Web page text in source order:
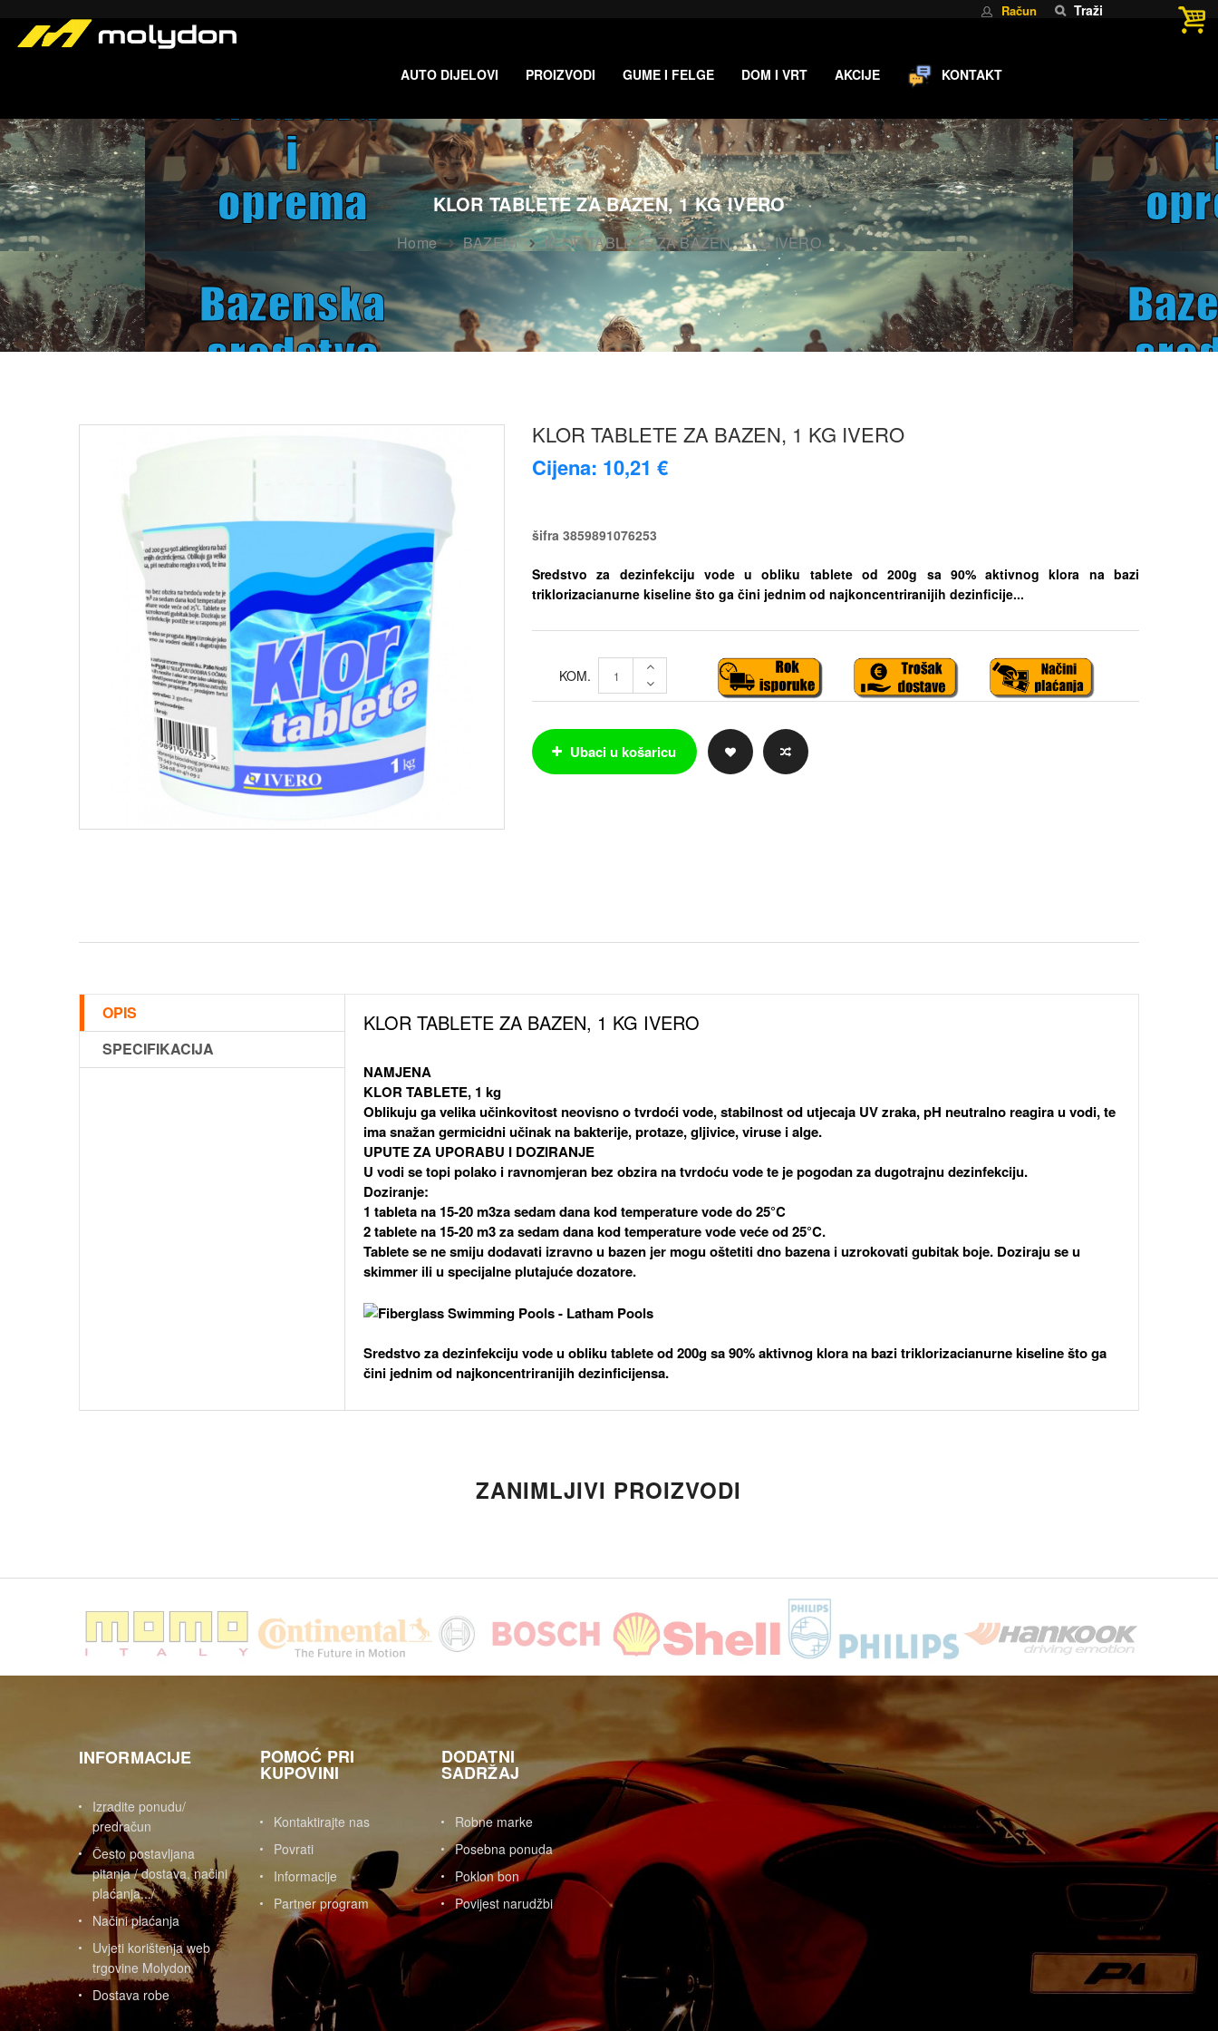
Račun Traži
AUTO DIJELOVI PROIZVODI GUME I FELGE DOM I VRT AKCIJE KONTAKT
KLOR TABLETE ZA BAZEN, 1 KG IVERO
Home BAZENI KLOR TABLETE ZA BAZEN, 1 KG IVERO
KLOR TABLETE ZA BAZEN, 1 KG IVERO
Cijena: 10,21 €
šifra 3859891076253
Sredstvo za dezinfekciju vode u obliku tablete od 200g sa 90% aktivnog klora na bazi
triklorizacianurne kiseline što ga čini jednim od najkoncentriranijih dezinficije...
KOM.
OPIS
SPECIFIKACIJA
KLOR TABLETE ZA BAZEN, 1 KG IVERO
NAMJENA
KLOR TABLETE, 1 kg
Oblikuju ga velika učinkovitost neovisno o tvrdoći vode, stabilnost od utjecaja UV zraka, pH neutralno reagira u vodi, te
ima snažan germicidni učinak na bakterije, protaze, gljivice, viruse i alge.
UPUTE ZA UPORABU I DOZIRANJE
U vodi se topi polako i ravnomjeran bez obzira na tvrdoću vode te je pogodan za dugotrajnu dezinfekciju.
Doziranje:
1 tableta na 15-20 m3za sedam dana kod temperature vode do 25°C
2 tablete na 15-20 m3 za sedam dana kod temperature vode veće od 25°C.
Tablete se ne smiju dodavati izravno u bazen jer mogu oštetiti dno bazena i uzrokovati gubitak boje. Doziraju se u
skimmer ili u specijalne plutajuće dozatore.
Sredstvo za dezinfekciju vode u obliku tablete od 200g sa 90% aktivnog klora na bazi triklorizacianurne kiseline što ga
čini jednim od najkoncentriranijih dezinficijensa.
ZANIMLJIVI PROIZVODI
INFORMACIJE
Izradite ponudu/
predračun
Često postavljana
pitanja / dostava, načini
plaćanja.../
Načini plaćanja
Uvjeti korištenja web
trgovine Molydon
Dostava robe
POMOĆ PRI
KUPOVINI
Kontaktirajte nas
Povrati
Informacije
Partner program
DODATNI
SADRŽAJ
Robne marke
Posebna ponuda
Poklon bon
Povijest narudžbi